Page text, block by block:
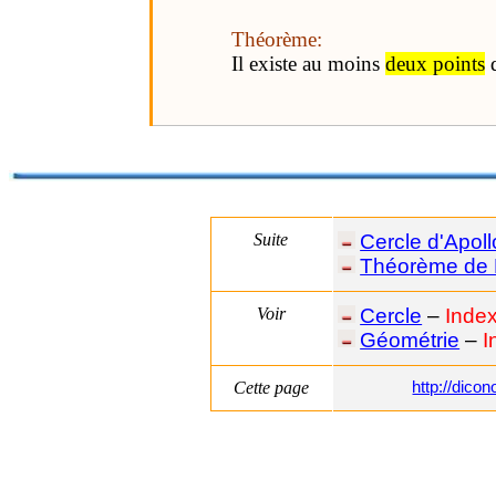
Théorème:
Il existe au moins deux points
Suite
Cercle
Théorème de
Voir Cercle –
Géométrie –
Cette page http://